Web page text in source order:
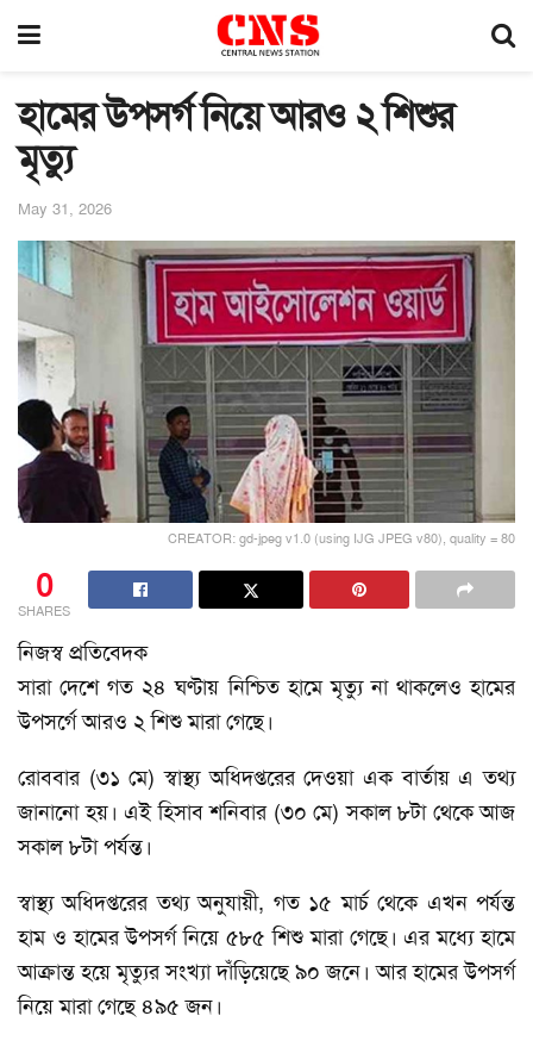
হামের উপসর্গ নিয়ে আরও ২ শিশুর
মৃত্যু
May 31, 2026
CREATOR: gd-jpeg v1.0 (using IJG JPEG v80), quality = 80
0
SHARES
নিজস্ব প্রতিবেদক
সারা দেশে গত ২৪ ঘণ্টায় নিশ্চিত হামে মৃত্যু না থাকলেও হামের
উপসর্গে আরও ২ শিশু মারা গেছে।
রোববার (৩১ মে) স্বাস্থ্য অধিদপ্তরের দেওয়া এক বার্তায় এ তথ্য
জানানো হয়। এই হিসাব শনিবার (৩০ মে) সকাল ৮টা থেকে আজ
সকাল ৮টা পর্যন্ত।
স্বাস্থ্য অধিদপ্তরের তথ্য অনুযায়ী, গত ১৫ মার্চ থেকে এখন পর্যন্ত
হাম ও হামের উপসর্গ নিয়ে ৫৮৫ শিশু মারা গেছে। এর মধ্যে হামে
আক্রান্ত হয়ে মৃত্যুর সংখ্যা দাঁড়িয়েছে ৯০ জনে। আর হামের উপসর্গ
নিয়ে মারা গেছে ৪৯৫ জন।